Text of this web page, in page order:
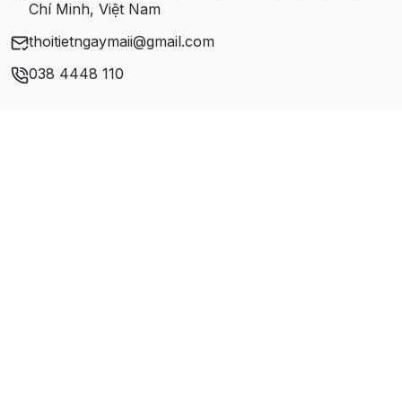
Chí Minh, Việt Nam
thoitietngaymaii@gmail.com
038 4448 110